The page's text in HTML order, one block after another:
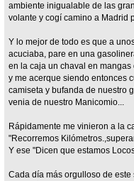
ambiente inigualable de las
volante y cogí camino a Madrid
Y lo mejor de todo es que a
acuciaba, pare en una
en la caja un chaval en
y me acerque siendo entonces
camiseta y bufanda de nuestro
venia de nuestro Manicomio...
Rápidamente me vinieron a la
"Recorremos
Y ese "Dicen que estamos
Cada día más orgulloso de